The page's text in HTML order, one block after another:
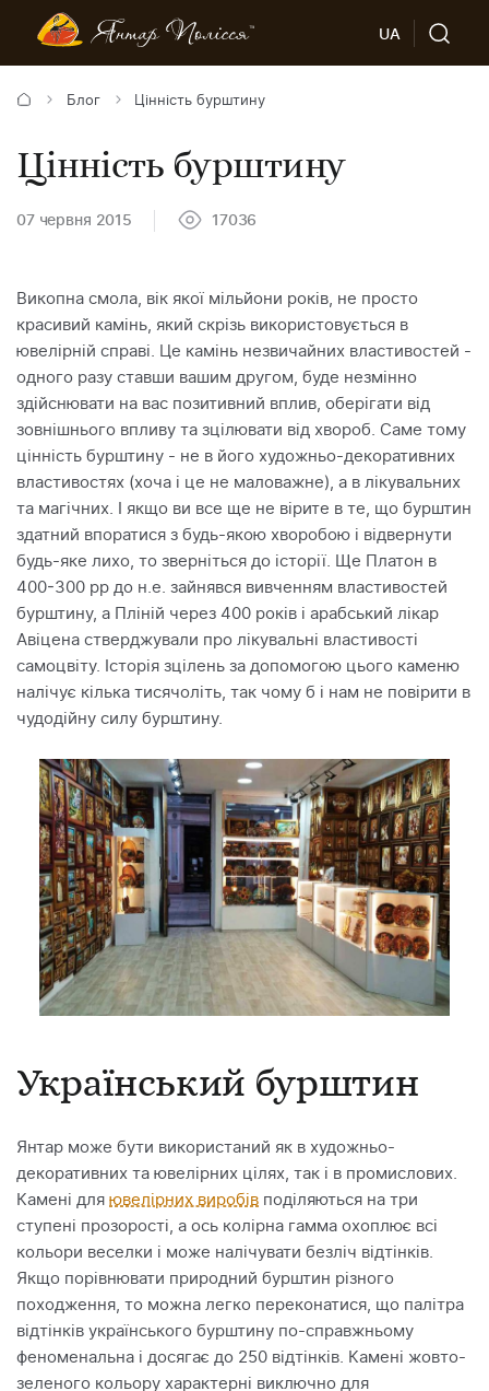
UA
Блог Цінність бурштину
Цінність бурштину
07 червня 2015 17036
Викопна смола, вік якої мільйони років, не просто
красивий камінь, який скрізь використовується в
ювелірній справі. Це камінь незвичайних властивостей -
одного разу ставши вашим другом, буде незмінно
здійснювати на вас позитивний вплив, оберігати від
зовнішнього впливу та зцілювати від хвороб. Саме тому
цінність бурштину - не в його художньо-декоративних
властивостях (хоча і це не маловажне), а в лікувальних
та магічних. І якщо ви все ще не вірите в те, що бурштин
здатний впоратися з будь-якою хворобою і відвернути
будь-яке лихо, то зверніться до історії. Ще Платон в
400-300 рр до н.е. зайнявся вивченням властивостей
бурштину, а Пліній через 400 років і арабський лікар
Авіцена стверджували про лікувальні властивості
самоцвіту. Історія зцілень за допомогою цього каменю
налічує кілька тисячоліть, так чому б і нам не повірити в
чудодійну силу бурштину.
Український бурштин
Янтар може бути використаний як в художньо-
декоративних та ювелірних цілях, так і в промислових.
Камені для ювелірних виробів поділяються на три
ступені прозорості, а ось колірна гамма охоплює всі
кольори веселки і може налічувати безліч відтінків.
Якщо порівнювати природний бурштин різного
походження, то можна легко переконатися, що палітра
відтінків українського бурштину по-справжньому
феноменальна і досягає до 250 відтінків. Камені жовто-
зеленого кольору характерні виключно для